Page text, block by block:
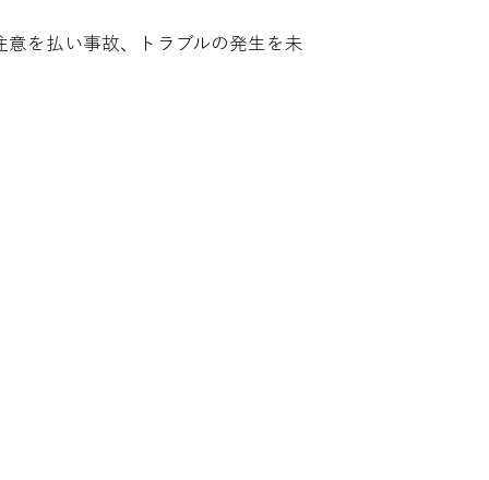
を払い事故、トラブルの発生を未